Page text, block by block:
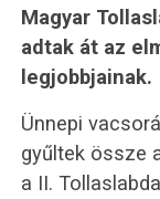
Magyar
adtak át az
legjobbjainak.
Ünnepi
gyűltek össze
a II.